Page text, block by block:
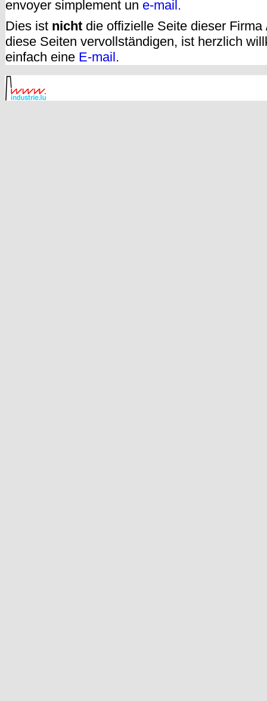
envoyer simplement un e-mail.
Dies ist nicht die offizielle Seite dieser
diese Seiten vervollständigen, ist herzlich
einfach eine E-mail.